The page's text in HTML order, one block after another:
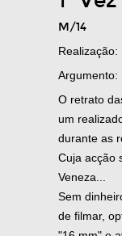
M/14
Realização:
Argumento:
O retrato
um
durante as
Cuja acção
Veneza...
Sem
de filmar,